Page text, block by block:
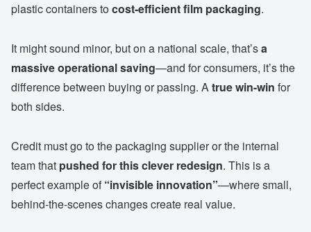
plastic containers to cost-efficient film packaging.
It might sound minor, but on a national scale, that’sa
massive operational saving—and for consumers, it’s the
difference between buying or passing. Atrue win-win for
both sides.
Credit must go to the packaging supplier or the internal
team that pushed for this clever redesign. This is a
perfect example of“invisible innovation”—where small,
behind-the-scenes changes create real value.